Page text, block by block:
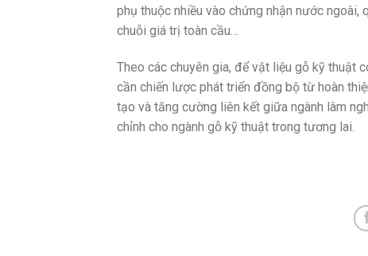
phụ thuộc nhiều vào chứng nhận nước ngoài,
chuỗi giá trị toàn cầu…
Theo các chuyên gia, để vật liệu gỗ kỹ thuật
cần chiến lược phát triển đồng bộ từ hoàn
tạo và tăng cường liên kết giữa ngành lâm
chỉnh cho ngành gỗ kỹ thuật trong tương lai.